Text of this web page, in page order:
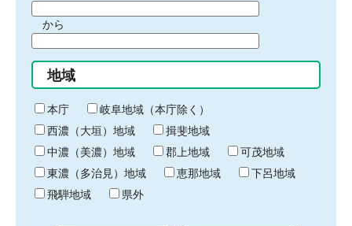
間
始
り
から
間
終
わ
り
地域
本庁
岐阜地域（本庁除く）
西濃（大垣）地域
揖斐地域
中濃（美濃）地域
郡上地域
可茂地域
東濃（多治見）地域
恵那地域
下呂地域
飛騨地域
県外